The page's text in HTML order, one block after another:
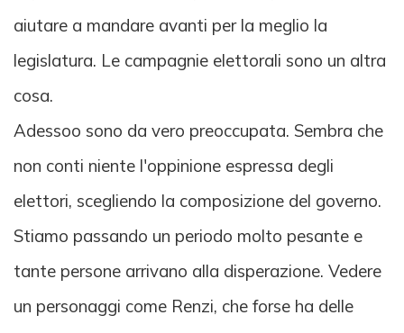
aiutare a mandare avanti per la meglio la
legislatura. Le campagnie elettorali sono un altra
cosa.
Adessoo sono da vero preoccupata. Sembra che
non conti niente l'oppinione espressa degli
elettori, scegliendo la composizione del governo.
Stiamo passando un periodo molto pesante e
tante persone arrivano alla disperazione. Vedere
un personaggi come Renzi, che forse ha delle